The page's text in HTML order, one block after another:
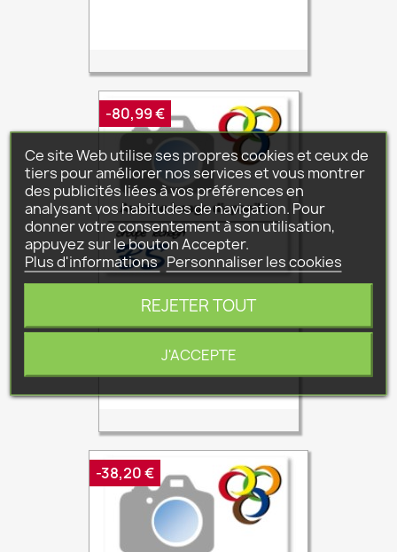
BOITIER DE CDE T BOS RADIO
K81020
Prix
de
base
112,39 € Prix
31,40 €
-80,99 €
-38,20 €
Ce site Web utilise ses propres cookies et ceux de
tiers pour améliorer nos services et vous montrer
des publicités liées à vos préférences en
analysant vos habitudes de navigation. Pour
donner votre consentement à son utilisation,
appuyez sur le bouton Accepter.
Plus d'informations Personnaliser les cookies
REJETER TOUT
J'ACCEPTE